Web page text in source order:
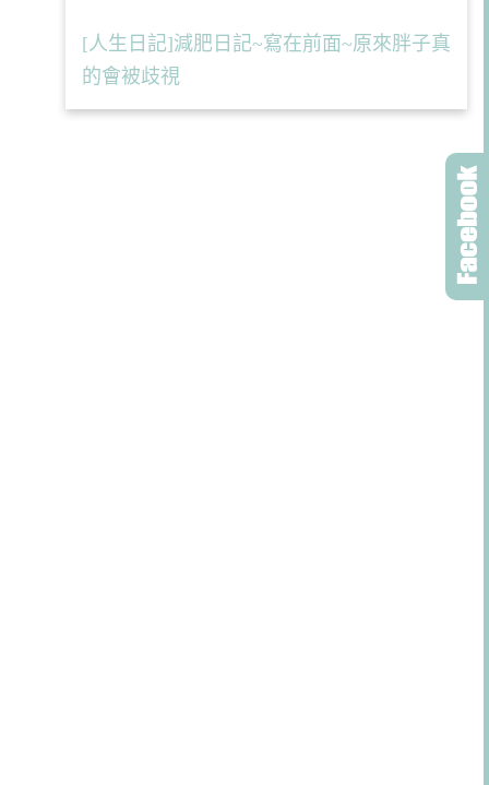
[人生日記]減肥日記~寫在前面~原來胖子真
的會被歧視